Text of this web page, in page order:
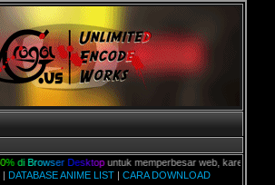
Browser Deskt opuntuk memperbesar web, karena aslinya
| DATABASE ANIME LIST | CARA DOWNLOAD